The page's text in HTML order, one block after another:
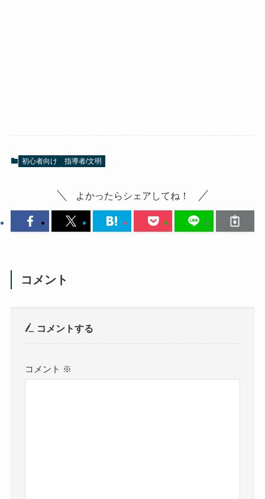
初心者向け 指導者/文明
よかったらシェアしてね！
コメント
コメントする
コメント ※